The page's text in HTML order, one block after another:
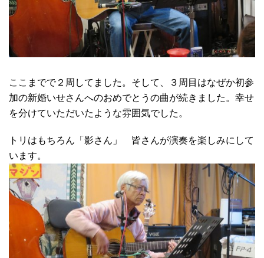
ここまでで２周してました。そして、３周目はなぜか初参
加の新婚いせさんへのおめでとうの曲が続きました。幸せ
を分けていただいたような雰囲気でした。
トリはもちろん「影さん」 皆さんが演奏を楽しみにして
います。